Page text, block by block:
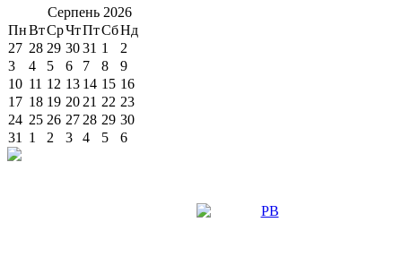
Серпень 2026
ПнВтСрЧтПтСбНд
27 28 29 3031 1
2
3
4 5 6 7 8
9
10 11 12 13 14 15 16
17 18 19 20 21 22 23
24 25 26 27 28 29 30
31
1 2 3 4 5 6